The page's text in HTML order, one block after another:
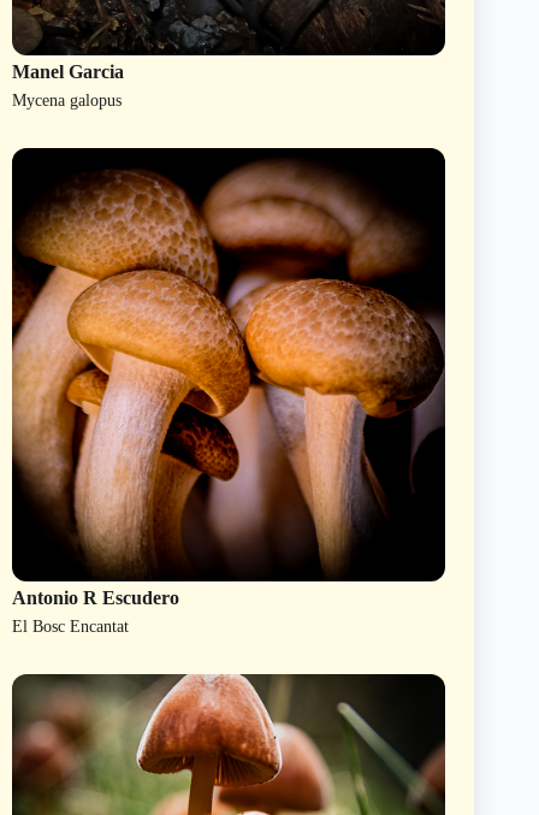
Manel Garcia
Mycena galopus
Antonio R Escudero
El Bosc Encantat